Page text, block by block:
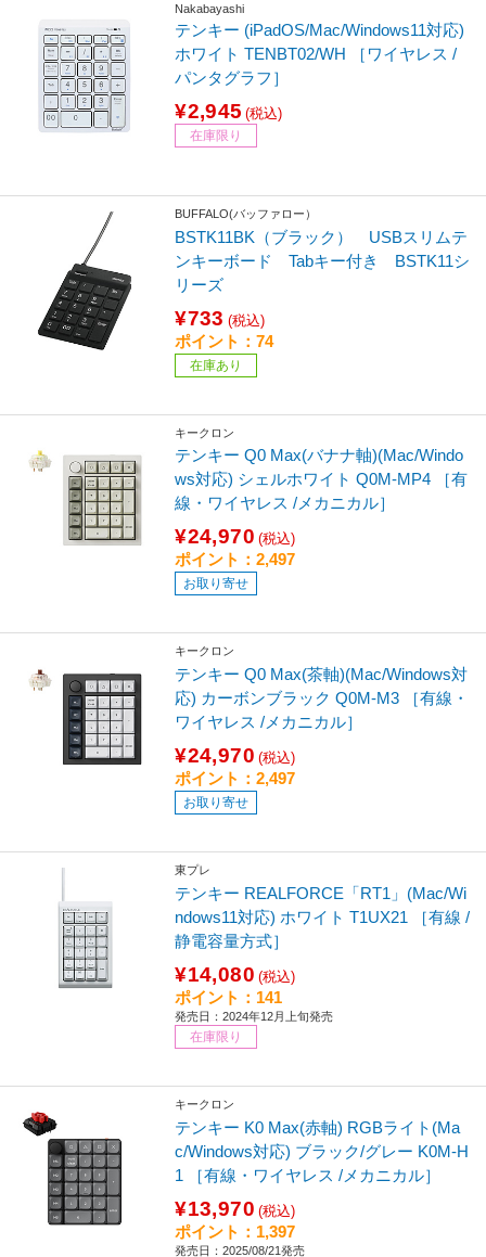
Nakabayashi
テンキー (iPadOS/Mac/Windows11対応)
ホワイト TENBT02/WH ［ワイヤレス /
パンタグラフ］
¥2,945 (税込)
在庫限り
BUFFALO(バッファロー）
BSTK11BK（ブラック） USBスリムテ
ンキーボード Tabキー付き BSTK11シ
リーズ
¥733 (税込)
ポイント：74
在庫あり
キークロン
テンキー Q0 Max(バナナ軸)(Mac/Windo
ws対応) シェルホワイト Q0M-MP4 ［有
線・ワイヤレス /メカニカル］
¥24,970 (税込)
ポイント：2,497
お取り寄せ
キークロン
テンキー Q0 Max(茶軸)(Mac/Windows対
応) カーボンブラック Q0M-M3 ［有線・
ワイヤレス /メカニカル］
¥24,970 (税込)
ポイント：2,497
お取り寄せ
東プレ
テンキー REALFORCE「RT1」(Mac/Wi
ndows11対応) ホワイト T1UX21 ［有線 /
静電容量方式］
¥14,080 (税込)
ポイント：141
発売日：2024年12月上旬発売
在庫限り
キークロン
テンキー K0 Max(赤軸) RGBライト(Ma
c/Windows対応) ブラック/グレー K0M-H
1 ［有線・ワイヤレス /メカニカル］
¥13,970 (税込)
ポイント：1,397
発売日：2025/08/21発売